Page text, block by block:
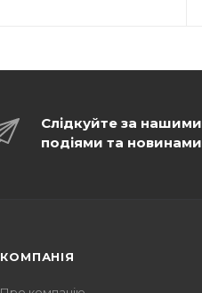
Слідкуйте за нашими
подіями та новинами
КОМПАНІЯ